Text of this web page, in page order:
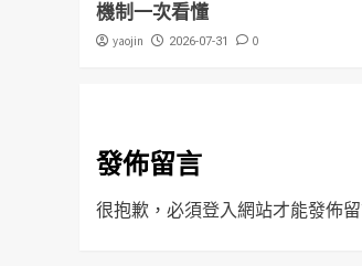
機制一次看懂
yaojin 2026-07-31 0
發佈留言
很抱歉，必須登入網站才能發佈留